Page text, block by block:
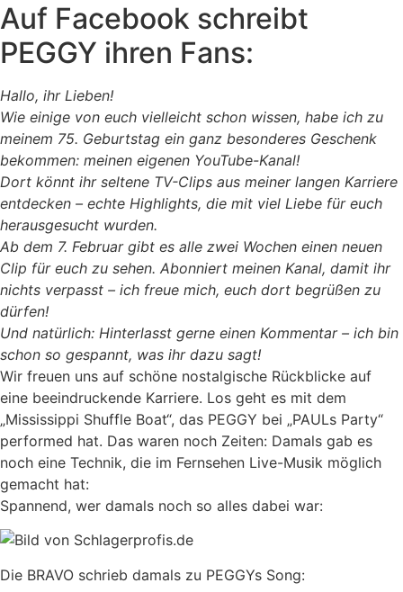
Auf Facebook schreibt
PEGGY ihren Fans:
Hallo, ihr Lieben!
Wie einige von euch vielleicht schon wissen, habe ich zu
meinem 75. Geburtstag ein ganz besonderes Geschenk
bekommen: meinen eigenen YouTube-Kanal!
Dort könnt ihr seltene TV-Clips aus meiner langen Karriere
entdecken – echte Highlights, die mit viel Liebe für euch
herausgesucht wurden.
Ab dem 7. Februar gibt es alle zwei Wochen einen neuen
Clip für euch zu sehen. Abonniert meinen Kanal, damit ihr
nichts verpasst – ich freue mich, euch dort begrüßen zu
dürfen!
Und natürlich: Hinterlasst gerne einen Kommentar – ich bin
schon so gespannt, was ihr dazu sagt!
Wir freuen uns auf schöne nostalgische Rückblicke auf
eine beeindruckende Karriere. Los geht es mit dem
„Mississippi Shuffle Boat“, das PEGGY bei „PAULs Party“
performed hat. Das waren noch Zeiten: Damals gab es
noch eine Technik, die im Fernsehen Live-Musik möglich
gemacht hat:
Spannend, wer damals noch so alles dabei war:
Die BRAVO schrieb damals zu PEGGYs Song: